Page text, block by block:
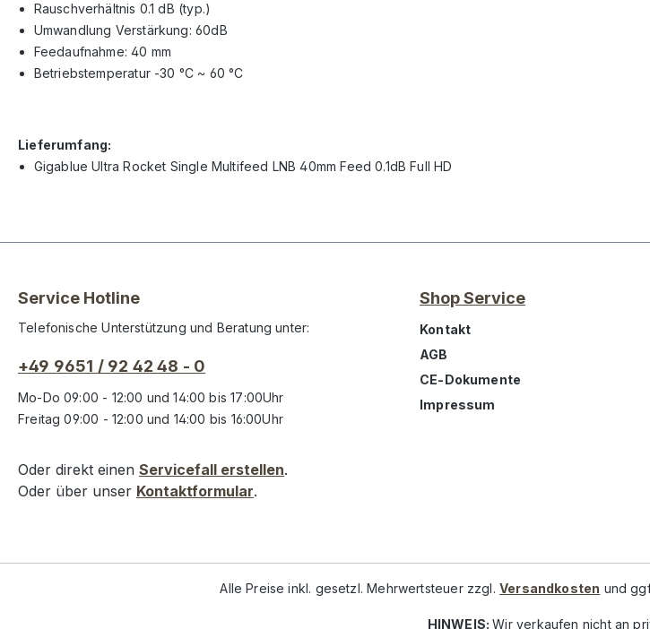
Rauschverhältnis 0.1 dB (typ.)
Umwandlung Verstärkung: 60dB
Feedaufnahme: 40 mm
Betriebstemperatur -30 °C ~ 60 °C
Lieferumfang:
Gigablue Ultra Rocket Single Multifeed LNB 40mm Feed 0.1dB Full HD
Service Hotline
Telefonische Unterstützung und Beratung unter:
+49 9651 / 92 42 48 - 0
Mo-Do 09:00 - 12:00 und 14:00 bis 17:00Uhr
Freitag 09:00 - 12:00 und 14:00 bis 16:00Uhr
Oder direkt einen Servicefall erstellen.
Oder über unser Kontaktformular.
Shop Service
Kontakt
AGB
CE-Dokumente
Impressum
Alle Preise inkl. gesetzl. Mehrwertsteuer zzgl. Versandkosten und
HINWEIS:Wir verkaufen nicht an